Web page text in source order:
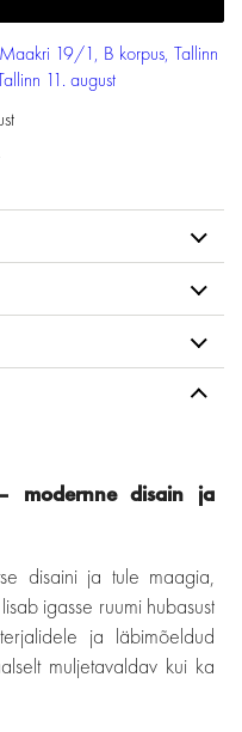
Maakri 19/1, B korpus, Tallinn
11. august
modernne disain ja
disaini ja tule maagia,
igasse ruumi hubasust
ja läbimõeldud
muljetavaldav kui ka